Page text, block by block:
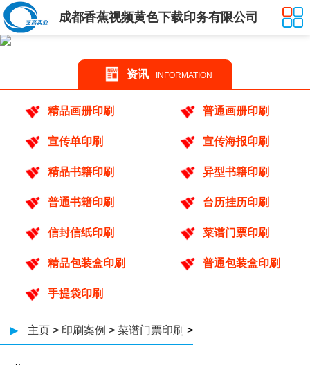
成都香蕉视频黄色下载印务有限公司
资讯 INFORMATION
精品画册印刷 普通画册印刷
宣传单印刷 宣传海报印刷
精品书籍印刷 异型书籍印刷
普通书籍印刷 台历挂历印刷
信封信纸印刷 菜谱门票印刷
精品包装盒印刷 普通包装盒印刷
手提袋印刷
▶ 主页 > 印刷案例 > 菜谱门票印刷 >